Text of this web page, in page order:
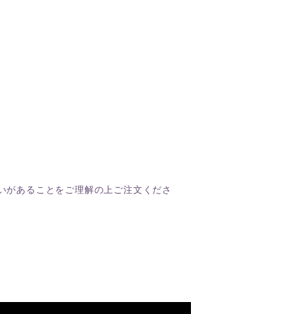
あることをご理解の上ご注文くださ